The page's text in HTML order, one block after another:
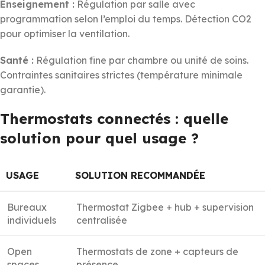
Enseignement : Régulation par salle avec
programmation selon l’emploi du temps. Détection CO2
pour optimiser la ventilation.
Santé : Régulation fine par chambre ou unité de soins.
Contraintes sanitaires strictes (température minimale
garantie).
Thermostats connectés : quelle
solution pour quel usage ?
USAGE SOLUTION RECOMMANDÉE
Bureaux
individuels
Thermostat Zigbee + hub + supervision
centralisée
Open
Thermostats de zone + capteurs de